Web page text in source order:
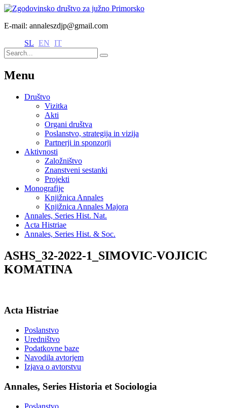
E-mail: annaleszdjp@gmail.com
SL EN IT
Menu
Društvo
Vizitka
Akti
Organi društva
Poslanstvo, strategija in vizija
Partnerji in sponzorji
Aktivnosti
Založništvo
Znanstveni sestanki
Projekti
Monografije
Knjižnica Annales
Knjižnica Annales Majora
Annales, Series Hist. Nat.
Acta Histriae
Annales, Series Hist. & Soc.
ASHS_32-2022-1_SIMOVIC-VOJICIC
KOMATINA
Acta Histriae
Poslanstvo
Uredništvo
Podatkovne baze
Navodila avtorjem
Izjava o avtorstvu
Annales, Series Historia et Sociologia
Poslanstvo